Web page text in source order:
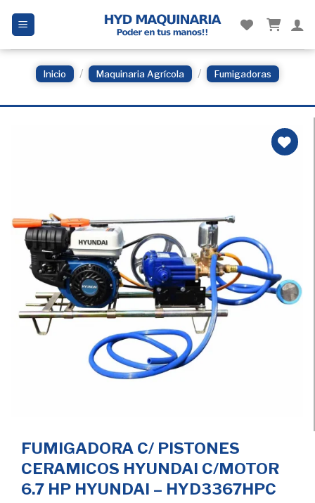
Inicio / Maquinaria Agrícola / Fumigadoras
FUMIGADORA C/ PISTONES
CERAMICOS HYUNDAI C/MOTOR
6.7 HP HYUNDAI – HYD3367HPC